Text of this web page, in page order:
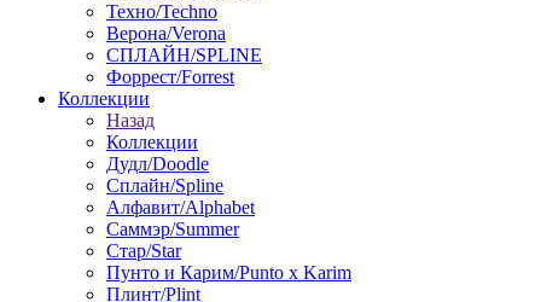
Техно/Techno
Верона/Verona
СПЛАЙН/SPLINE
Форрест/Forrest
Коллекции
Назад
Коллекции
Дудл/Doodle
Сплайн/Spline
Алфавит/Alphabet
Саммэр/Summer
Стар/Star
Пунто и Карим/Punto x Karim
Плинт/Plint